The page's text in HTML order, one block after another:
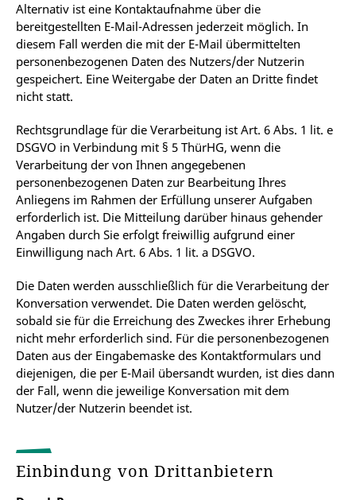
Alternativ ist eine Kontaktaufnahme über die
bereitgestellten E-Mail-Adressen jederzeit möglich. In
diesem Fall werden die mit der E-Mail übermittelten
personenbezogenen Daten des Nutzers/der Nutzerin
gespeichert. Eine Weitergabe der Daten an Dritte findet
nicht statt.
Rechtsgrundlage für die Verarbeitung ist Art. 6 Abs. 1 lit. e
DSGVO in Verbindung mit § 5 ThürHG, wenn die
Verarbeitung der von Ihnen angegebenen
personenbezogenen Daten zur Bearbeitung Ihres
Anliegens im Rahmen der Erfüllung unserer Aufgaben
erforderlich ist. Die Mitteilung darüber hinaus gehender
Angaben durch Sie erfolgt freiwillig aufgrund einer
Einwilligung nach Art. 6 Abs. 1 lit. a DSGVO.
Die Daten werden ausschließlich für die Verarbeitung der
Konversation verwendet. Die Daten werden gelöscht,
sobald sie für die Erreichung des Zweckes ihrer Erhebung
nicht mehr erforderlich sind. Für die personenbezogenen
Daten aus der Eingabemaske des Kontaktformulars und
diejenigen, die per E-Mail übersandt wurden, ist dies dann
der Fall, wenn die jeweilige Konversation mit dem
Nutzer/der Nutzerin beendet ist.
Einbindung von Drittanbietern